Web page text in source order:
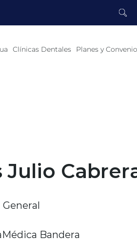
Clínicas Dentales Planes y
Julio
Bandera